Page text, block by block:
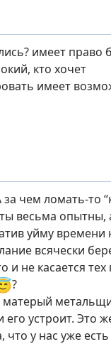
имеет право
кто хочет
имеет
чем ломать-то
весьма опытны,
уйму времени
всячески
не касается тех
?
матерый
его устроит. Это
что у нас уже